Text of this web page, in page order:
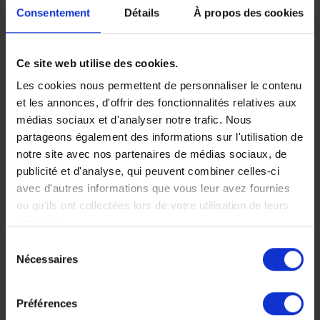
Consentement Détails À propos des cookies
Ce site web utilise des cookies.
Les cookies nous permettent de personnaliser le contenu
et les annonces, d'offrir des fonctionnalités relatives aux
médias sociaux et d'analyser notre trafic. Nous
partageons également des informations sur l'utilisation de
notre site avec nos partenaires de médias sociaux, de
publicité et d'analyse, qui peuvent combiner celles-ci
avec d'autres informations que vous leur avez fournies
ou qu'ils ont collectées lors de votre utilisation de leurs
Nécessaires
Préférences
Safari au
Botswana en
famille
Partez pour le pays
magique des suricates,
des baobabs et des
grands fauves du Delta
de l'Okavango ! Un
Voyage Botswana
Tout le
Botswana en
avion taxi
L'essence même du
Botswana à travers une
vingtaine de safaris dans
différents écosystèmes,
un rêve pour tous les
16 jours, à partir de 24
Safaris d'exception